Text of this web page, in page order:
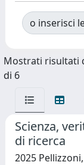
o inserisci
Mostrati risultati
di 6
Scienza,
di ricerca
2025